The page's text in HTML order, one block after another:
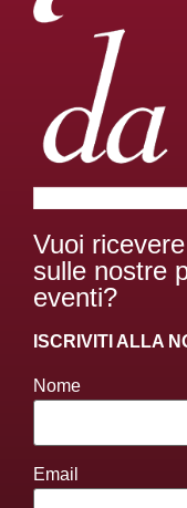
Vuoi
sulle nostre
eventi?
ISCRIVITI ALLA
Nome
Email